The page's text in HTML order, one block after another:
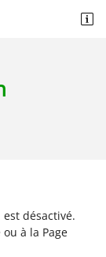

désactivé.
ou à la Page